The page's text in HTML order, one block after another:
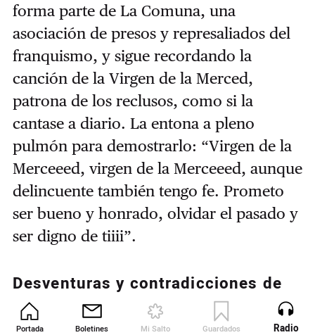
Portada Boletines Mi Salto Guardados Revista
forma parte de La Comuna, una
asociación de presos y represaliados del
franquismo, y sigue recordando la
canción de la Virgen de la Merced,
patrona de los reclusos, como si la
cantase a diario. La entona a pleno
pulmón para demostrarlo: “Virgen de la
Merceeed, virgen de la Merceeed, aunque
delincuente también tengo fe. Prometo
ser bueno y honrado, olvidar el pasado y
ser digno de tiiii”.
Desventuras y contradicciones de
un antropólogo anarquista
A la muerte del dictador, a Pérez le dioRadio